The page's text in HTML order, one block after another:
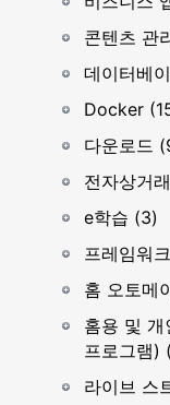
콘텐츠 관
데이터베
Docker
다운로드
전자상거
e학습 (3)
프레임워
홈 오토메
홈용 및 개
프로그램)
라이브 스